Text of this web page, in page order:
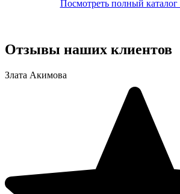
Посмотреть полный каталог
Отзывы наших клиентов
Злата Акимова